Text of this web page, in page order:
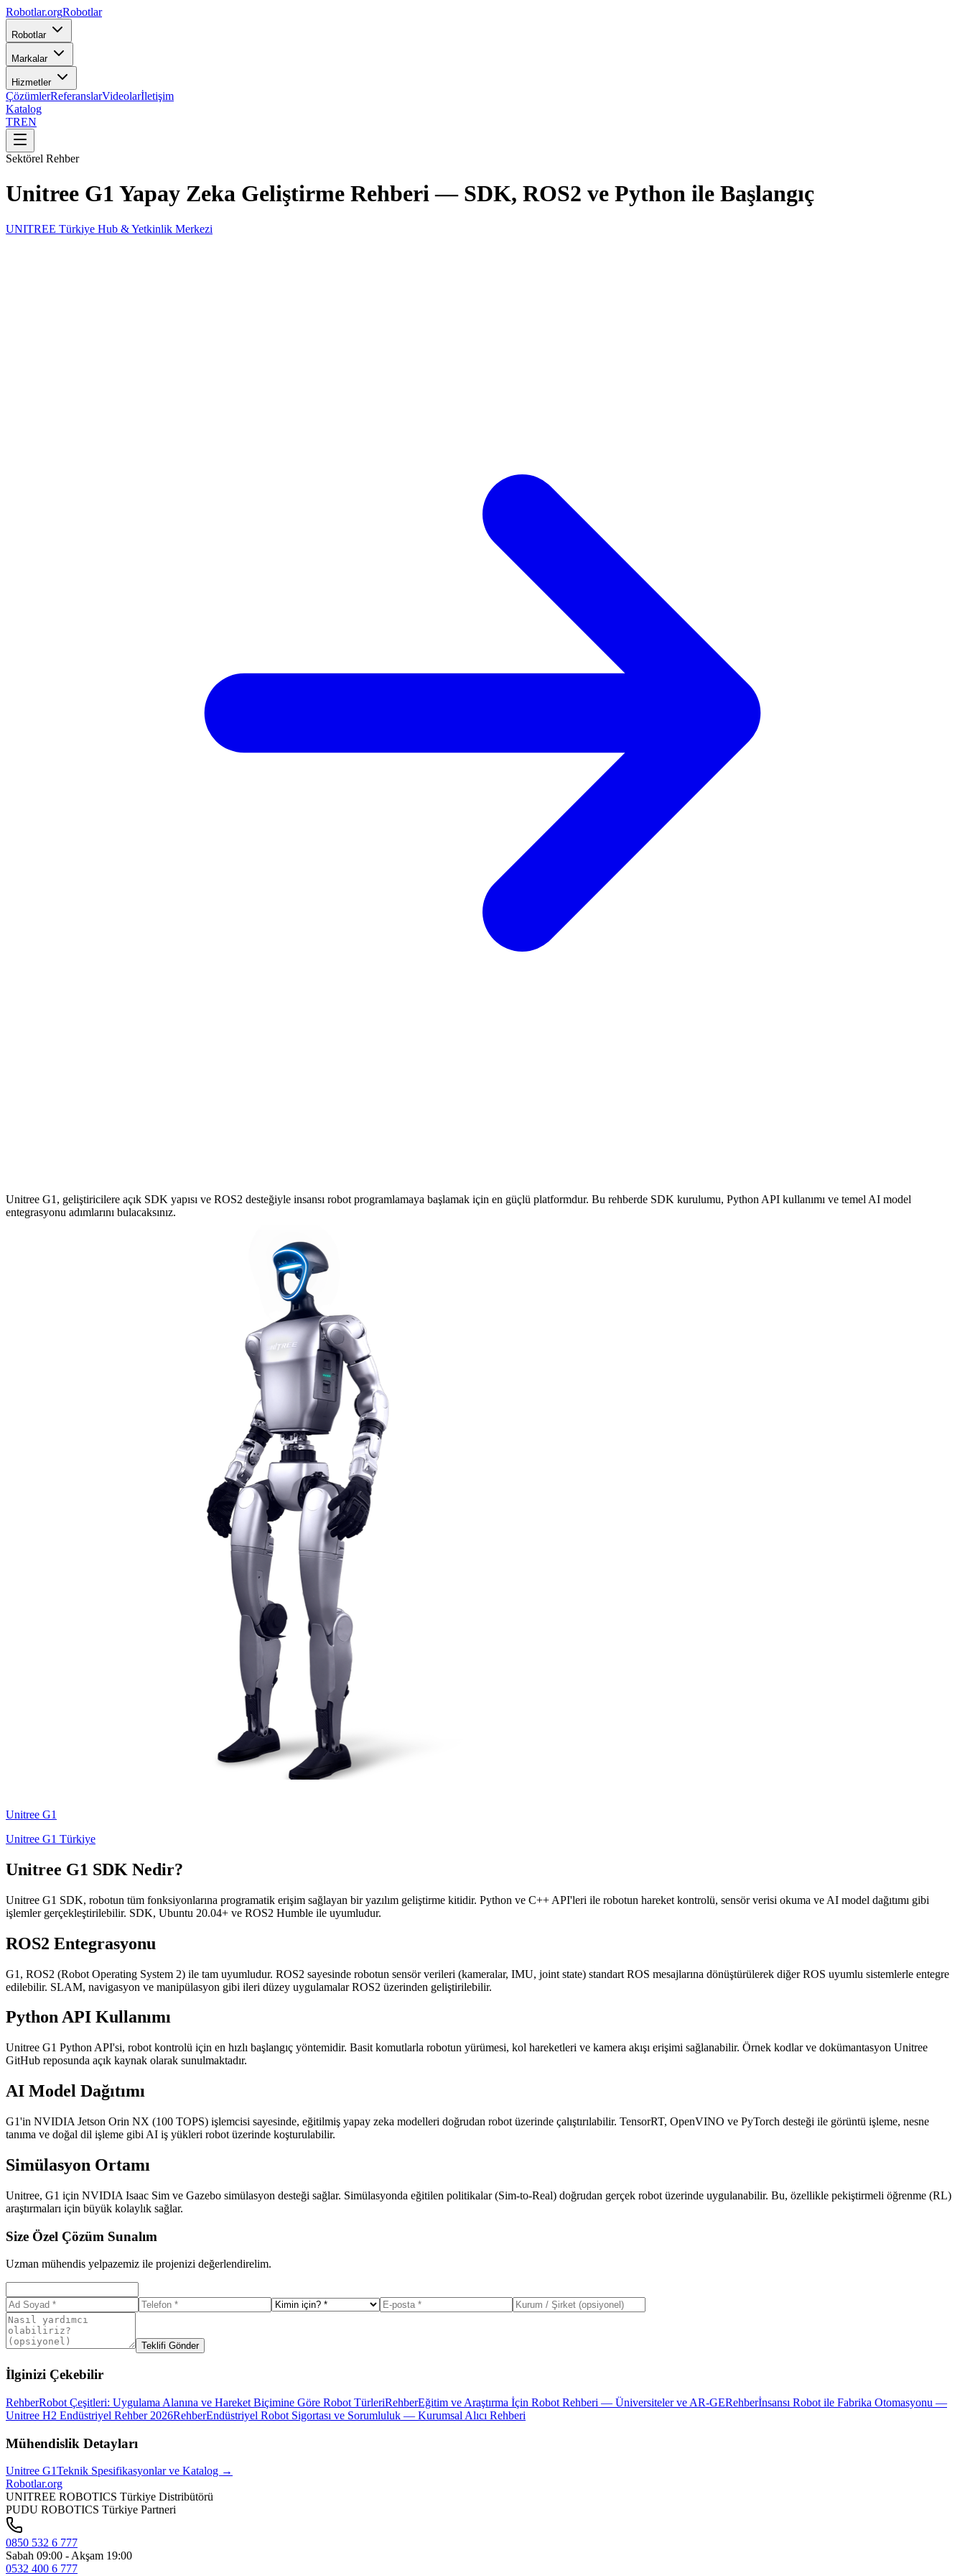
Robotlar.orgRobotlar
Robotlar
Markalar
Hizmetler
ÇözümlerReferanslarVideolarİletişim
Katalog
TREN
Sektörel Rehber
Unitree G1 Yapay Zeka Geliştirme Rehberi — SDK, ROS2 ve Python ile Başlangıç
UNITREE Türkiye Hub & Yetkinlik Merkezi
Unitree G1, geliştiricilere açık SDK yapısı ve ROS2 desteğiyle insansı robot programlamaya başlamak için en güçlü platformdur. Bu rehberde SDK kurulumu, Python API kullanımı ve temel AI model
entegrasyonu adımlarını bulacaksınız.
Unitree G1
Unitree G1 Türkiye
Unitree G1 SDK Nedir?
Unitree G1 SDK, robotun tüm fonksiyonlarına programatik erişim sağlayan bir yazılım geliştirme kitidir. Python ve C++ API'leri ile robotun hareket kontrolü, sensör verisi okuma ve AI model dağıtımı gibi
işlemler gerçekleştirilebilir. SDK, Ubuntu 20.04+ ve ROS2 Humble ile uyumludur.
ROS2 Entegrasyonu
G1, ROS2 (Robot Operating System 2) ile tam uyumludur. ROS2 sayesinde robotun sensör verileri (kameralar, IMU, joint state) standart ROS mesajlarına dönüştürülerek diğer ROS uyumlu sistemlerle entegre
edilebilir. SLAM, navigasyon ve manipülasyon gibi ileri düzey uygulamalar ROS2 üzerinden geliştirilebilir.
Python API Kullanımı
Unitree G1 Python API'si, robot kontrolü için en hızlı başlangıç yöntemidir. Basit komutlarla robotun yürümesi, kol hareketleri ve kamera akışı erişimi sağlanabilir. Örnek kodlar ve dokümantasyon Unitree
GitHub reposunda açık kaynak olarak sunulmaktadır.
AI Model Dağıtımı
G1'in NVIDIA Jetson Orin NX (100 TOPS) işlemcisi sayesinde, eğitilmiş yapay zeka modelleri doğrudan robot üzerinde çalıştırılabilir. TensorRT, OpenVINO ve PyTorch desteği ile görüntü işleme, nesne
tanıma ve doğal dil işleme gibi AI iş yükleri robot üzerinde koşturulabilir.
Simülasyon Ortamı
Unitree, G1 için NVIDIA Isaac Sim ve Gazebo simülasyon desteği sağlar. Simülasyonda eğitilen politikalar (Sim-to-Real) doğrudan gerçek robot üzerinde uygulanabilir. Bu, özellikle pekiştirmeli öğrenme (RL)
araştırmaları için büyük kolaylık sağlar.
Size Özel Çözüm Sunalım
Uzman mühendis yelpazemiz ile projenizi değerlendirelim.
Teklifi Gönder
İlginizi Çekebilir
RehberRobot Çeşitleri: Uygulama Alanına ve Hareket Biçimine Göre Robot TürleriRehberEğitim ve Araştırma İçin Robot Rehberi — Üniversiteler ve AR-GERehberİnsansı Robot ile Fabrika Otomasyonu —
Unitree H2 Endüstriyel Rehber 2026RehberEndüstriyel Robot Sigortası ve Sorumluluk — Kurumsal Alıcı Rehberi
Mühendislik Detayları
Unitree G1Teknik Spesifikasyonlar ve Katalog →
Robotlar.org
UNITREE ROBOTICS Türkiye Distribütörü
PUDU ROBOTICS Türkiye Partneri
0850 532 6 777
Sabah 09:00 - Akşam 19:00
0532 400 6 777